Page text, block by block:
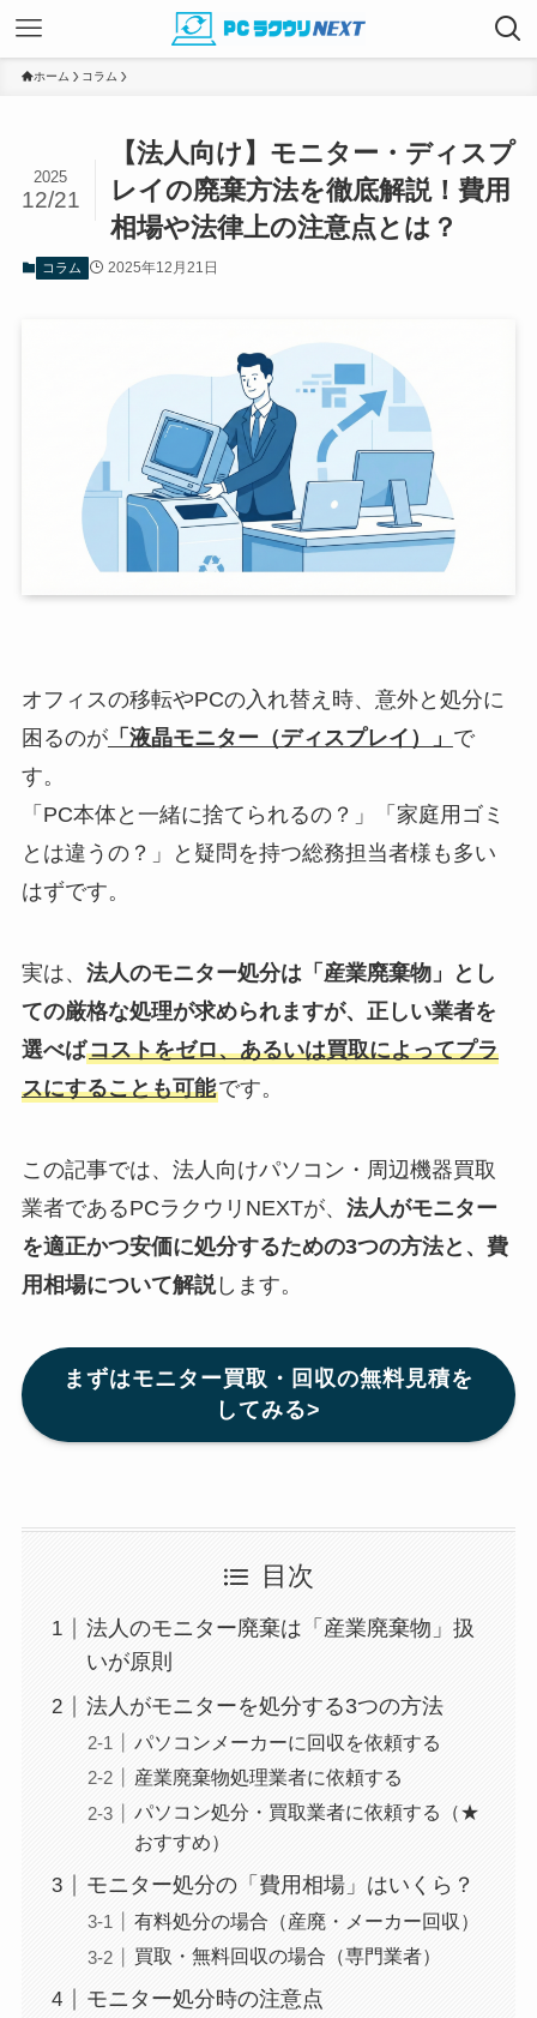
ホーム コラム
【法人向け】モニター・ディスプ
レイの廃棄方法を徹底解説！費用
相場や法律上の注意点とは？
2025
12/21
コラム 2025年12月21日
オフィスの移転やPCの入れ替え時、意外と処分に
困るのが「液晶モニター（ディスプレイ）」 で
す。
「PC本体と一緒に捨てられるの？」「家庭用ゴミ
とは違うの？」と疑問を持つ総務担当者様も多い
はずです。
実は、 法人のモニター処分は「産業廃棄物」とし
ての厳格な処理が求められますが、正しい業者を
選べばコストをゼロ、あるいは買取によってプラ
スにすることも可能です。
この記事では、法人向けパソコン・周辺機器買取
業者であるPCラクウリNEXTが、 法人がモニター
を適正かつ安価に処分するための3つの方法と、費
用相場について解説します。
まずはモニター買取・回収の無料見積を
してみる>
目次
法人のモニター廃棄は「産業廃棄物」扱
いが原則
法人がモニターを処分する3つの方法
パソコンメーカーに回収を依頼する
産業廃棄物処理業者に依頼する
パソコン処分・買取業者に依頼する（★
おすすめ）
モニター処分の「費用相場」はいくら？
有料処分の場合（産廃・メーカー回収）
買取・無料回収の場合（専門業者）
モニター処分時の注意点